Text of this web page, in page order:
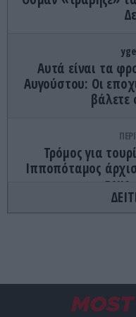
Αυτά είναι τα
Αυγούστου: Οι
βάλετε
Τρόμος για
Ιπποπόταμος
τους